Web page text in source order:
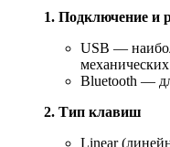
1. Подключение и
USB —
Bluetooth —
2. Тип клавиш
Linear